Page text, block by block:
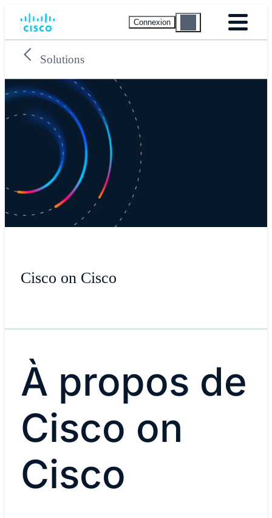
Connexion
Solutions
Cisco on Cisco
À propos de
Cisco on
Cisco